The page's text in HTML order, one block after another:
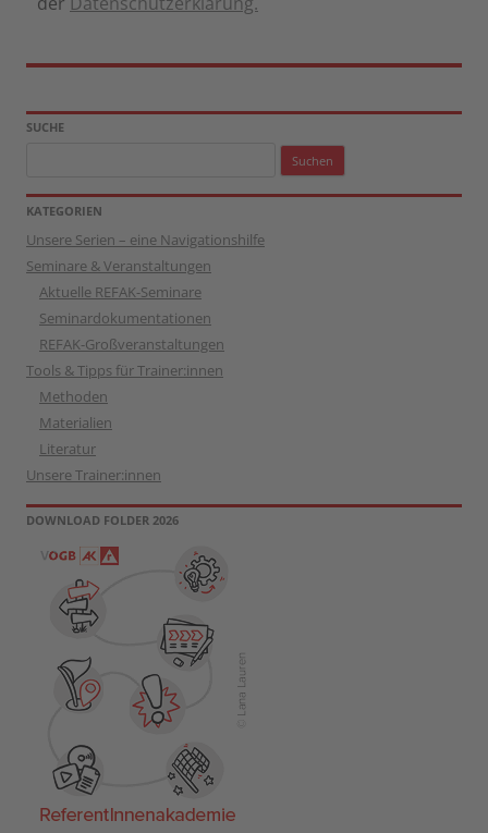
SUCHE
KATEGORIEN
Unsere Serien – eine Navigationshilfe
Seminare & Veranstaltungen
Aktuelle REFAK-Seminare
Seminardokumentationen
REFAK-Großveranstaltungen
Tools & Tipps für Trainer:innen
Methoden
Materialien
Literatur
Unsere Trainer:innen
DOWNLOAD FOLDER 2026